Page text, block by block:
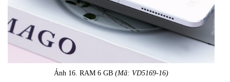
Ảnh 16. RAM 6 GB (Mã: VD5169-16)